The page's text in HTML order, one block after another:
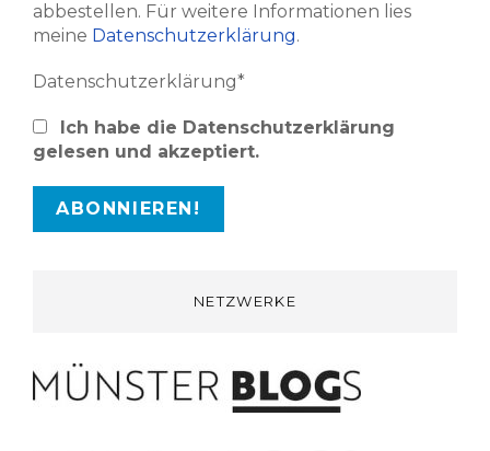
abbestellen. Für weitere Informationen lies
meine Datenschutzerklärung.
Datenschutzerklärung*
Ich habe die Datenschutzerklärung
gelesen und akzeptiert.
NETZWERKE